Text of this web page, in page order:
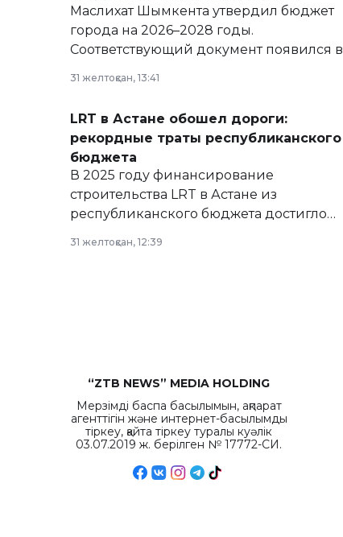
Маслихат Шымкента утвердил бюджет
города на 2026–2028 годы.
Соответствующий документ появился в
сайте маслихат города.
31 желтоқсан, 13:41
LRT в Астане обошел дороги:
рекордные траты республиканского
бюджета
В 2025 году финансирование
строительства LRT в Астане из
республиканского бюджета достигло
31 желтоқсан, 12:39
“ZTB NEWS” MEDIA HOLDING
Мерзімді баспа басылымын, ақпарат
агенттігін және интернет-басылымды
тіркеу, қайта тіркеу туралы куәлік
03.07.2019 ж. берілген № 17772-СИ.